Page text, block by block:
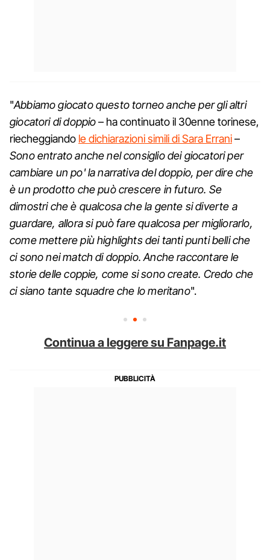
"Abbiamo giocato questo torneo anche per gli altri
giocatori di doppio– ha continuato il 30enne torinese,
riecheggiando le dichiarazioni simili di Sara Errani–
Sono entrato anche nel consiglio dei giocatori per
cambiare un po' la narrativa del doppio, per dire che
è un prodotto che può crescere in futuro. Se
dimostri che è qualcosa che la gente si diverte a
guardare, allora si può fare qualcosa per migliorarlo,
come mettere più highlights dei tanti punti belli che
ci sono nei match di doppio. Anche raccontare le
storie delle coppie, come si sono create. Credo che
ci siano tante squadre che lo meritano".
Continua a leggere su Fanpage.it